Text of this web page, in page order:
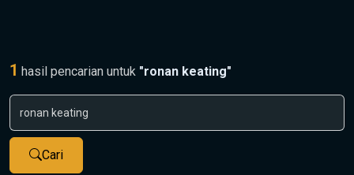
1 hasil pencarian untuk "ronan keating"
Cari